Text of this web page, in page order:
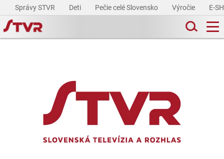
Správy STVR Deti Pečie celé Slovensko Výročie E-